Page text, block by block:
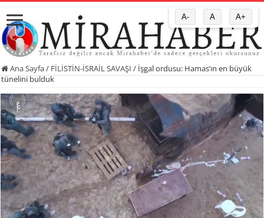
Ana Sayfa/ FİLİSTİN-İSRAİL SAVAŞI / İşgal ordusu: Hamas’ın en büyük
tünelini bulduk
A- A A+